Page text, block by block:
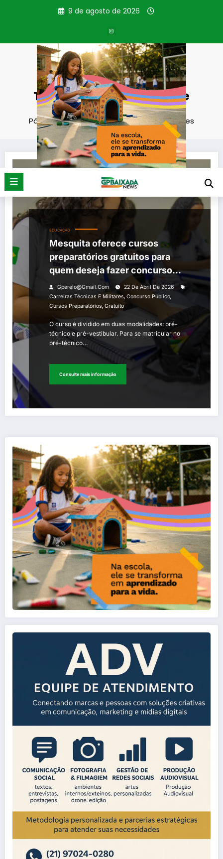
9 de agosto de 2026
Tag: carreiras técnicas e
militares
Página inicial carreiras técnicas e militares
EDUCAÇÃO
Mesquita oferece cursos
preparatórios gratuitos para
quem deseja fazer concurso
público de olho em vestibulares,
carreiras técnicas e militares
Gperelo@gmail.com
22 De Abril De 2026
Carreiras Técnicas E Militares, Concurso Público,
Cursos Preparatórios, Gratuito
O curso é dividido em duas modalidades: pré-
técnico e pré-vestibular. Para se matricular no
pré-técnico…
Consulte mais informação